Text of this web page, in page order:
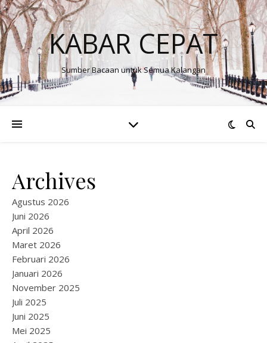
KABAR CEPAT
Sumber Bacaan untuk Semua Kalangan
Archives
Agustus 2026
Juni 2026
April 2026
Maret 2026
Februari 2026
Januari 2026
November 2025
Juli 2025
Juni 2025
Mei 2025